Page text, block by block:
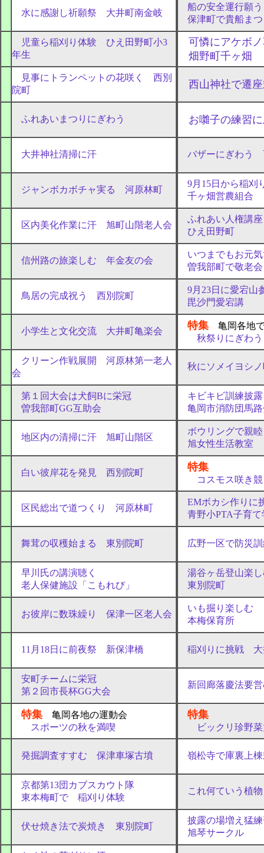
水に感謝し祈願祭 大井町南金岐
児童ら稲刈り体験 ひえ田野町小3
年生
見事にトランペットの花咲く 西別
院町
ふれあいまつりにぎわう
大井神社清掃に汗
ジャンボカボチャ実る 河原林町
区内美化作業に汗 旭町山階老人会
信州路の旅楽しむ 年金友の会
鳥居の完成祝う 西別院町
小学生と文化交流 大井町亀楽会
クリーン作戦展開 河原林第一老人
会
第１回大会は犬飼Bに栄冠
曽我部町GG互助会
地区内の清掃に汗 旭町山階区
白い彼岸花を発見 西別院町
区民総出で道つくり 河原林町
舞茸の収穫始まる 東別院町
早川氏の講演聴く
老人保健施設「こもれび」
お彼岸に数珠繰り 保津一区老人会
11月18日に前夜祭 新保津橋
安町チームに栄冠
第２回市長杯GG大会
特集 亀岡各地の運動会
スポーツの秋を満喫
発掘調査すすむ 保津車塚古墳
京都第13団カブスカウト隊
東本梅町で 稲刈り体験
伏せ焼き法で炭焼き 東別院町
船の安全運行願う
保津町で貴船まつ
可憐にアケボ
畑野町千ヶ畑
西山神社で遷
お囃子の練習
バザーにぎわう
9月15日から稲刈
千ヶ畑営農組合
ふれあい人権講座
ひえ田野町
いつまでもお元
曽我部町で敬老会
9月23日に愛宕山
毘沙門愛宕講
特集 亀岡各地
秋祭りにぎわう
秋にソメイヨシ
キビキビ訓練披露
亀岡市消防団馬路
ボウリングで親睦
旭女性生活教室
特集
コスモス咲き競
EMボカシ作りに
青野小PTA子育て
広野一区で防災
湯谷ヶ岳登山楽
東別院町
いも掘り楽しむ
本梅保育所
稲刈りに挑戦 大
新回廊落慶法要
特集
ビックリ珍野菜
嶺松寺で庫裏上
これ何ていう植
披露の場増え猛
旭琴サークル